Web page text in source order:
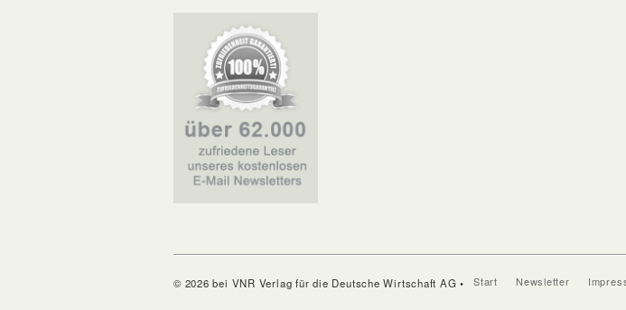
© 2026 bei VNR Verlag für die Deutsche Wirtschaft AG • Start Newsletter